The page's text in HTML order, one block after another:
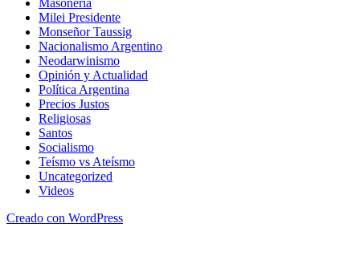
Milei Presidente
Monseñor Taussig
Nacionalismo Argentino
Neodarwinismo
Opinión y Actualidad
Política Argentina
Precios Justos
Religiosas
Santos
Socialismo
Teísmo vs Ateísmo
Uncategorized
Videos
Creado con WordPress